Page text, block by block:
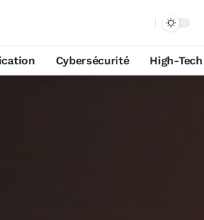
Cybersécurité High-Tech